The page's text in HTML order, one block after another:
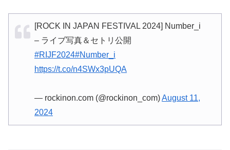
[ROCK IN JAPAN FESTIVAL 2024] Number_i
– ライブ写真＆セトリ公開
#RIJF2024#Number_i
https://t.co/n4SWx3pUQA
— rockinon.com (@rockinon_com)August 11,
2024